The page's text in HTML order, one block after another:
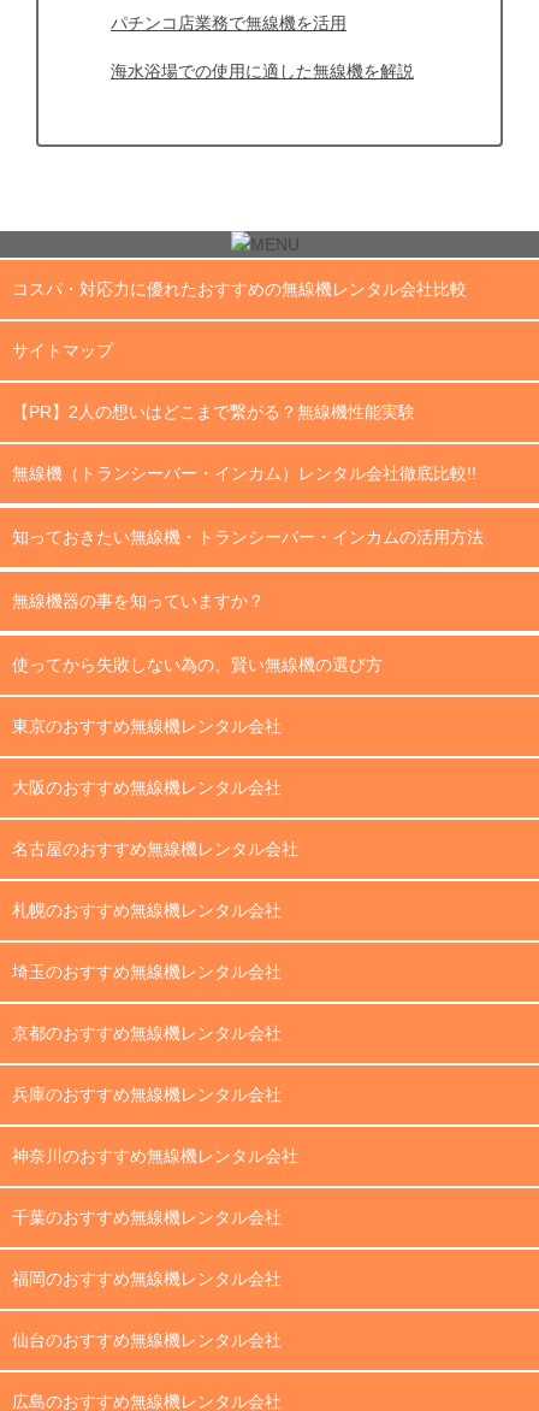
パチンコ店業務で無線機を活用
海水浴場での使用に適した無線機を解説
コスパ・対応力に優れたおすすめの無線機レンタル会社比較
サイトマップ
【PR】2人の想いはどこまで繋がる？無線機性能実験
無線機（トランシーバー・インカム）レンタル会社徹底比較!!
知っておきたい無線機・トランシーバー・インカムの活用方法
無線機器の事を知っていますか？
使ってから失敗しない為の、賢い無線機の選び方
東京のおすすめ無線機レンタル会社
大阪のおすすめ無線機レンタル会社
名古屋のおすすめ無線機レンタル会社
札幌のおすすめ無線機レンタル会社
埼玉のおすすめ無線機レンタル会社
京都のおすすめ無線機レンタル会社
兵庫のおすすめ無線機レンタル会社
神奈川のおすすめ無線機レンタル会社
千葉のおすすめ無線機レンタル会社
福岡のおすすめ無線機レンタル会社
仙台のおすすめ無線機レンタル会社
広島のおすすめ無線機レンタル会社